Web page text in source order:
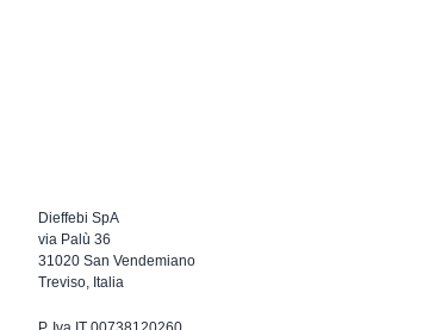
Dieffebi SpA
via Palù 36
31020 San Vendemiano
Treviso, Italia